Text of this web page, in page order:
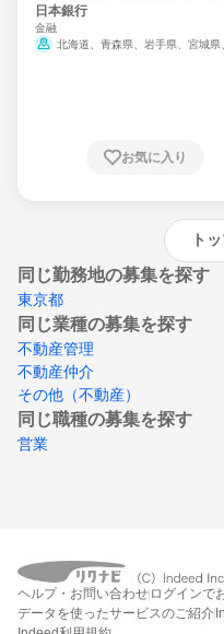
日本銀行
金融
北海道、青森県、岩手県、宮城県
崎県、熊本県、大分県、宮崎県、鹿児
お気に入り
ト
同じ勤務地の募集を探す
東京都
同じ業種の募集を探す
不動産管理
不動産仲介
その他（不動産）
同じ職種の募集を探す
営業
ヘルプ・お問い合わせ ログインで
データを使ったサービスのご紹介